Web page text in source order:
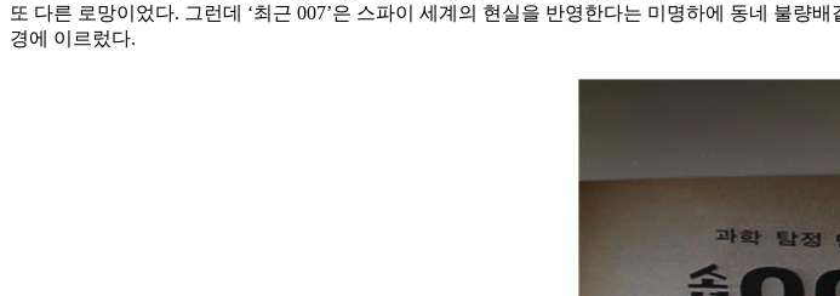
또 다른 로망이었다. 그런데 ‘최근 007’은 스파이 세계의 현실을 반영한다는 미명하에 동네 불량
경에 이르렀다.